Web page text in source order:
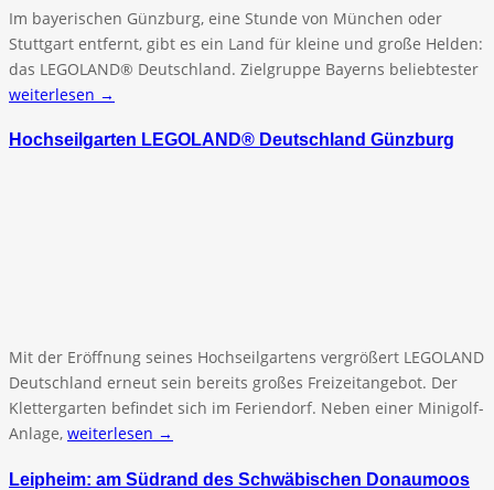
Im bayerischen Günzburg, eine Stunde von München oder
Stuttgart entfernt, gibt es ein Land für kleine und große Helden:
das LEGOLAND® Deutschland. Zielgruppe Bayerns beliebtester
weiterlesen →
Hochseilgarten LEGOLAND® Deutschland Günzburg
Mit der Eröffnung seines Hochseilgartens vergrößert LEGOLAND
Deutschland erneut sein bereits großes Freizeitangebot. Der
Klettergarten befindet sich im Feriendorf. Neben einer Minigolf-
Anlage, weiterlesen →
Leipheim: am Südrand des Schwäbischen Donaumoos